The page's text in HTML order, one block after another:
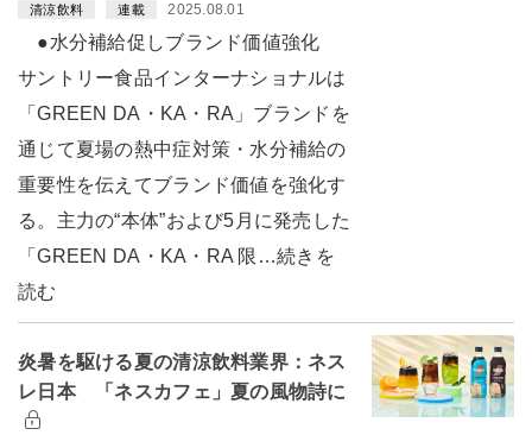
清涼飲料 連載 2025.08.01
●水分補給促しブランド価値強化
サントリー食品インターナショナルは
「GREEN DA・KA・RA」ブランドを
通じて夏場の熱中症対策・水分補給の
重要性を伝えてブランド価値を強化す
る。主力の“本体”および5月に発売した
「GREEN DA・KA・RA 限…続きを
読む
炎暑を駆ける夏の清涼飲料業界：ネス
レ日本 「ネスカフェ」夏の風物詩に